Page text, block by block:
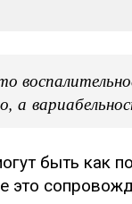
а
быть как
это